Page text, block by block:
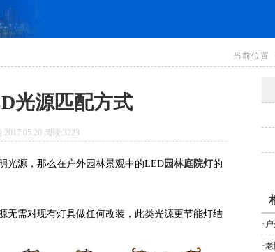
当前位置
光源匹配方式
阅读:3223
，那么在户外园林景观中的LED园林庭院灯的
无需对现有灯具做任何改装，此类光源更节能灯结
·
·老